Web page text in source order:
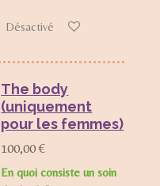
Désactivé
The body
(uniquement
pour les femmes)
100,00 €
En quoi consiste un soin